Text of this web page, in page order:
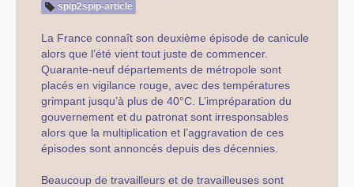
Archives
Agenda
squelette
galerie
spip2spip-article
La France connaît son deuxième épisode de canicule
alors que l’été vient tout juste de commencer.
Quarante-neuf départements de métropole sont
placés en vigilance rouge, avec des températures
grimpant jusqu’à plus de 40°C. L’impréparation du
gouvernement et du patronat sont irresponsables
alors que la multiplication et l’aggravation de ces
épisodes sont annoncés depuis des décennies.
Beaucoup de travailleurs et de travailleuses sont